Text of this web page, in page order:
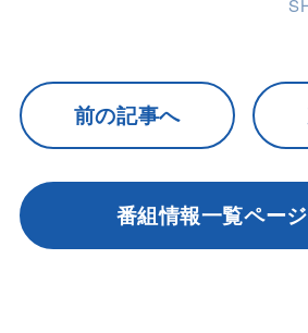
前の記事へ
番組情報一覧ペー